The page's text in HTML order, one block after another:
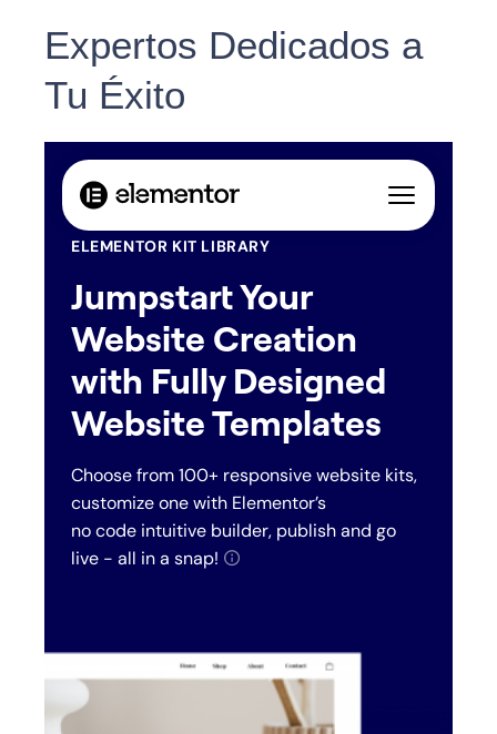
Expertos Dedicados a
Tu Éxito